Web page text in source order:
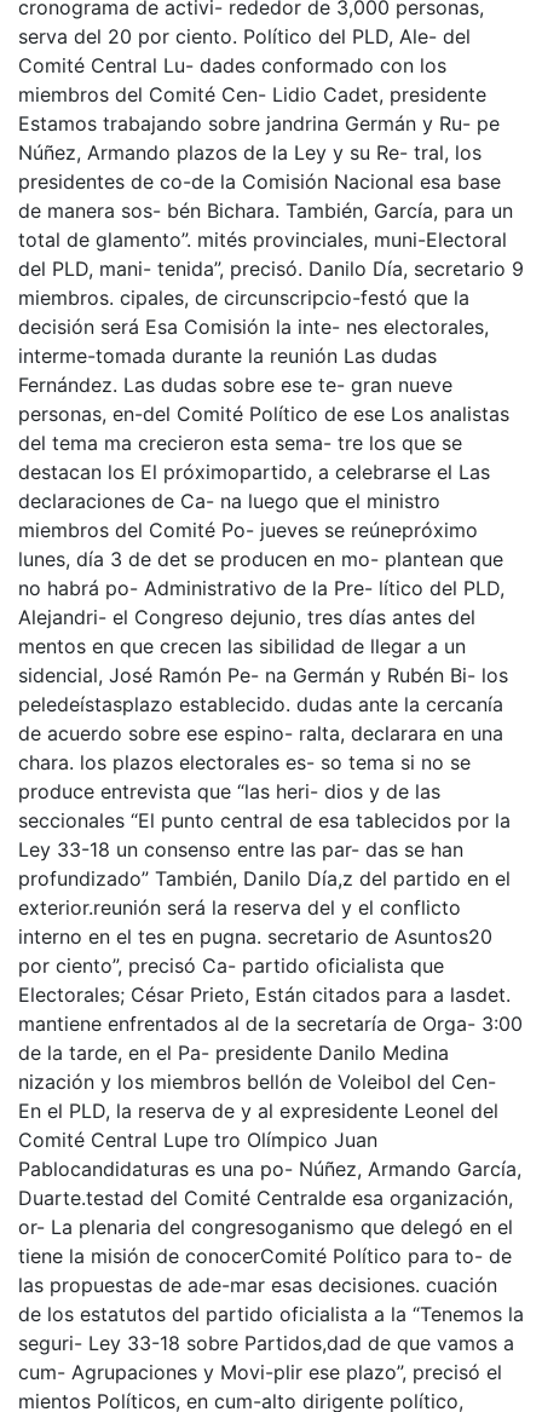
cronograma de activi- rededor de 3,000 personas,
serva del 20 por ciento. Político del PLD, Ale- del
Comité Central Lu- dades conformado con los
miembros del Comité Cen- Lidio Cadet, presidente
Estamos trabajando sobre jandrina Germán y Ru- pe
Núñez, Armando plazos de la Ley y su Re- tral, los
presidentes de co-de la Comisión Nacional esa base
de manera sos- bén Bichara. También, García, para un
total de glamento”. mités provinciales, muni-Electoral
del PLD, mani- tenida”, precisó. Danilo Día, secretario 9
miembros. cipales, de circunscripcio-festó que la
decisión será Esa Comisión la inte- nes electorales,
interme-tomada durante la reunión Las dudas
Fernández. Las dudas sobre ese te- gran nueve
personas, en-del Comité Político de ese Los analistas
del tema ma crecieron esta sema- tre los que se
destacan los El próximopartido, a celebrarse el Las
declaraciones de Ca- na luego que el ministro
miembros del Comité Po- jueves se reúnepróximo
lunes, día 3 de det se producen en mo- plantean que
no habrá po- Administrativo de la Pre- lítico del PLD,
Alejandri- el Congreso dejunio, tres días antes del
mentos en que crecen las sibilidad de llegar a un
sidencial, José Ramón Pe- na Germán y Rubén Bi- los
peledeístasplazo establecido. dudas ante la cercanía
de acuerdo sobre ese espino- ralta, declarara en una
chara. los plazos electorales es- so tema si no se
produce entrevista que “las heri- dios y de las
seccionales “El punto central de esa tablecidos por la
Ley 33-18 un consenso entre las par- das se han
profundizado” También, Danilo Día,z del partido en el
exterior.reunión será la reserva del y el conflicto
interno en el tes en pugna. secretario de Asuntos20
por ciento”, precisó Ca- partido oficialista que
Electorales; César Prieto, Están citados para a lasdet.
mantiene enfrentados al de la secretaría de Orga- 3:00
de la tarde, en el Pa- presidente Danilo Medina
nización y los miembros bellón de Voleibol del Cen-
En el PLD, la reserva de y al expresidente Leonel del
Comité Central Lupe tro Olímpico Juan
Pablocandidaturas es una po- Núñez, Armando García,
Duarte.testad del Comité Centralde esa organización,
or- La plenaria del congresoganismo que delegó en el
tiene la misión de conocerComité Político para to- de
las propuestas de ade-mar esas decisiones. cuación
de los estatutos del partido oficialista a la “Tenemos la
seguri- Ley 33-18 sobre Partidos,dad de que vamos a
cum- Agrupaciones y Movi-plir ese plazo”, precisó el
mientos Políticos, en cum-alto dirigente político,